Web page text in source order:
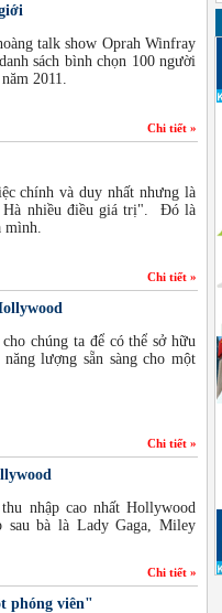
talk show Oprah Winfray
sách bình chọn 100 người
2011.
Chi tiết »
chính và duy nhất nhưng là
Hà nhiều điều giá trị". Đó là
mình.
Chi tiết »
chúng ta để có thể sở hữu
lượng sẵn sàng cho một
Chi tiết »
nhập cao nhất Hollywood
sau bà là Lady Gaga, Miley
Chi tiết »
phóng viên"